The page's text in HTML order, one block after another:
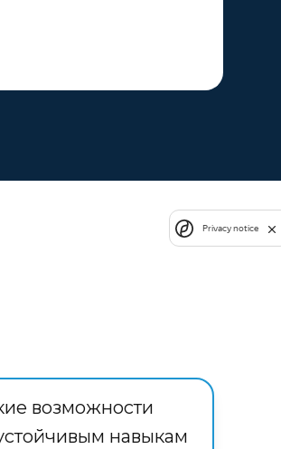
возможности
навыкам
Privacy notice